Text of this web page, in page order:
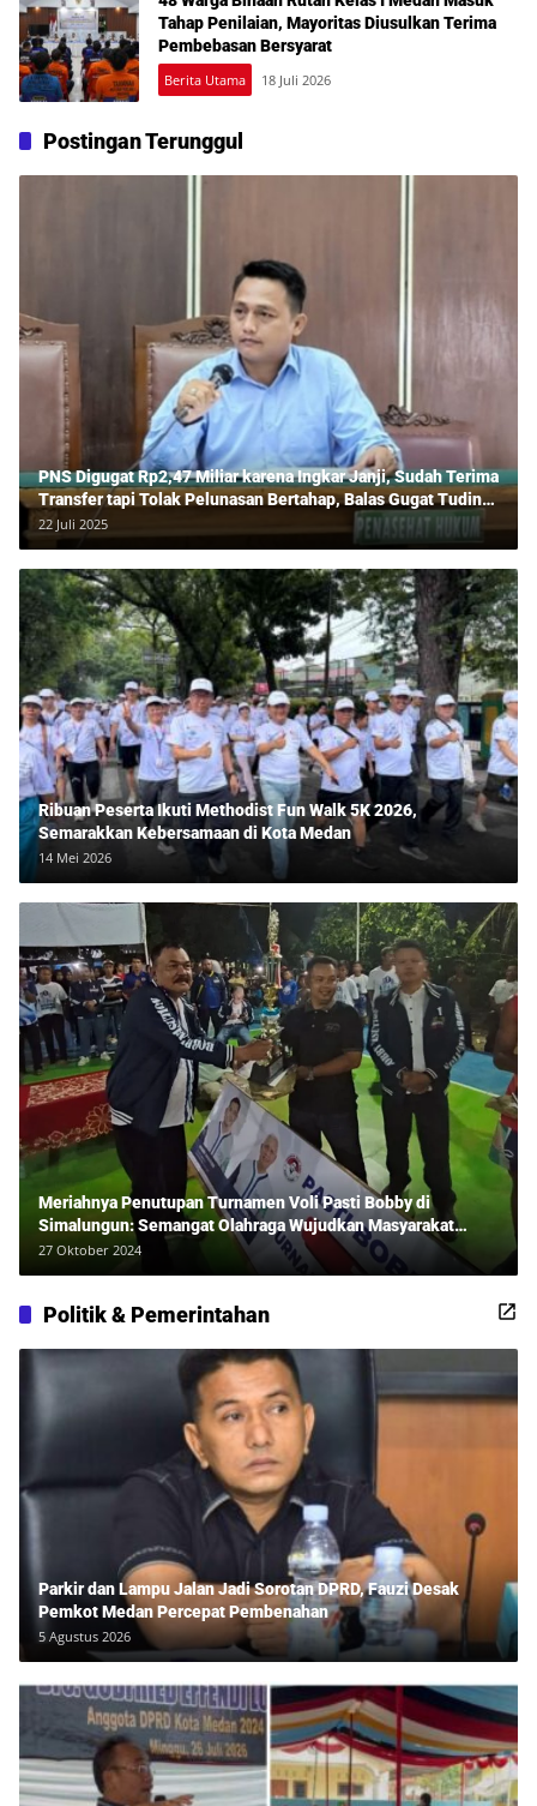
Tahap Penilaian, Mayoritas Diusulkan Terima
Pembebasan Bersyarat
Berita Utama 18 Juli 2026
Postingan Terunggul
PNS Digugat Rp2,47 Miliar karena Ingkar Janji, Sudah Terima
Transfer tapi Tolak Pelunasan Bertahap, Balas Gugat Tuding
Lawan Tipu Rp850 Juta
22 Juli 2025
Ribuan Peserta Ikuti Methodist Fun Walk 5K 2026,
Semarakkan Kebersamaan di Kota Medan
14 Mei 2026
Meriahnya Penutupan Turnamen Voli Pasti Bobby di
Simalungun: Semangat Olahraga Wujudkan Masyarakat
Sehat Bersama Erwan Rozadi dan Ribuan Penonton!
27 Oktober 2024
Politik & Pemerintahan
Parkir dan Lampu Jalan Jadi Sorotan DPRD, Fauzi Desak
Pemkot Medan Percepat Pembenahan
5 Agustus 2026